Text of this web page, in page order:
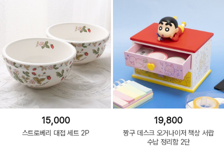
15,000
스트로베리 대접 세트 2P
19,800
짱구 데스크 오거나이저 책상 서랍
수납 정리함 2단